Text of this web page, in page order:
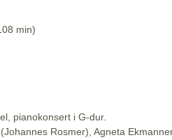
min)
pianokonsert i G-dur.
Rosmer), Agneta